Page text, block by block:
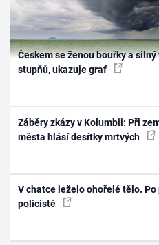
Českem se ženou bouřky a
stupňů, ukazuje graf
Záběry zkázy v Kolumbii: Při
města hlásí desítky mrtvých
V chatce leželo ohořelé tělo.
policisté